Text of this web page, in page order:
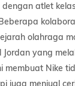
atlet
olahraga
yang
membuat Nike
juga menjual